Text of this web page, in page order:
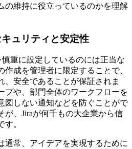
の維持に役立っているのかを理解
ュリティと安定性
慎重に設定しているのには正当な
成を管理者に限定することで、
、安全であることが保証されま
プや、部門全体のワークフローを
図しない通知などを防ぐことがで
が、Jiraが何千もの大企業から信
。
通常、アイデアを実現するために